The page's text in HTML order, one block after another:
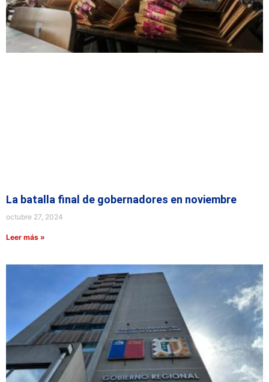
La batalla final de gobernadores en noviembre
octubre 27, 2024
Leer más »